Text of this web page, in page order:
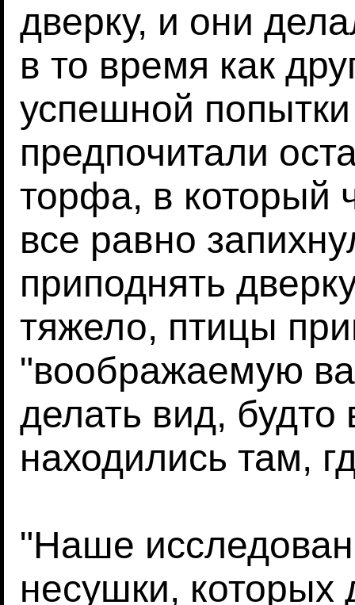
дверку, и они
в то время как
успешной
предпочитали
торфа, в который
все равно
приподнять
тяжело, птицы
"воображаемую
делать вид,
находились там,
"Наше
несушки, которых